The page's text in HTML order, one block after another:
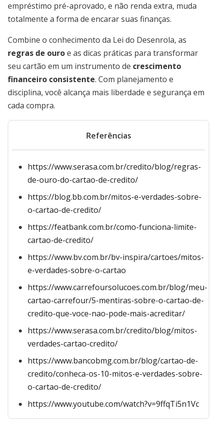
empréstimo pré-aprovado, e não renda extra, muda
totalmente a forma de encarar suas finanças.
Combine o conhecimento da Lei do Desenrola, as
regras de ouroe as dicas práticas para transformar
seu cartão em um instrumento de crescimento
financeiro consistente. Com planejamento e
disciplina, você alcança mais liberdade e segurança em
cada compra.
Referências
https://www.serasa.com.br/credito/blog/regras-
de-ouro-do-cartao-de-credito/
https://blog.bb.com.br/mitos-e-verdades-sobre-
o-cartao-de-credito/
https://featbank.com.br/como-funciona-limite-
cartao-de-credito/
https://www.bv.com.br/bv-inspira/cartoes/mitos-
e-verdades-sobre-o-cartao
https://www.carrefoursolucoes.com.br/blog/meu-
cartao-carrefour/5-mentiras-sobre-o-cartao-de-
credito-que-voce-nao-pode-mais-acreditar/
https://www.serasa.com.br/credito/blog/mitos-
verdades-cartao-credito/
https://www.bancobmg.com.br/blog/cartao-de-
credito/conheca-os-10-mitos-e-verdades-sobre-
o-cartao-de-credito/
https://www.youtube.com/watch?v=9ffqTi5n1Vc